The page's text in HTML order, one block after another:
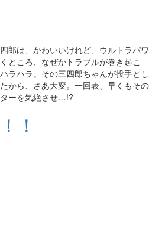
郎は、かわいいけれど、ウルトラパワ
ところ、なぜかトラブルが巻き起こ
ラハラ。その三四郎ちゃんが投手とし
から、さあ大変。一回表、早くもその
ーを気絶させ…!?
！